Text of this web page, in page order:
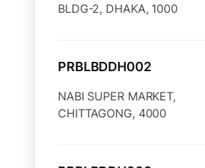
BLDG-2, DHAKA, 1000
PRBLBDDH002
NABI SUPER MARKET,
CHITTAGONG, 4000